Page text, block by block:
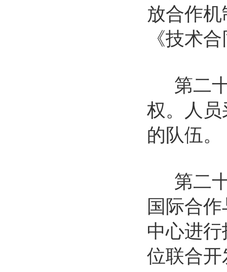
放合作
《技术
第二十
权。人
的队伍。
第二十
国际合
中心进
位联合开